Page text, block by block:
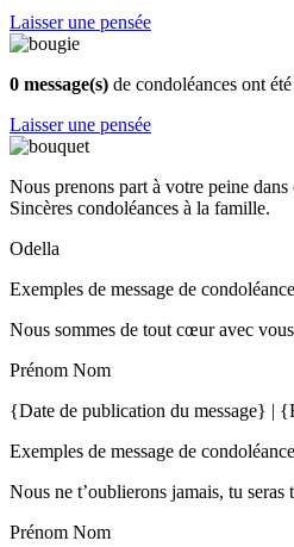
Laisser une pensée
0 message(s) de condoléances ont
Laisser une pensée
Nous prenons part à votre peine
Sincères condoléances à la famille.
Odella
Exemples de message de
Nous sommes de tout cœur avec
Prénom Nom
{Date de publication du message} |
Exemples de message de
Nous ne t’oublierons jamais, tu seras
Prénom Nom